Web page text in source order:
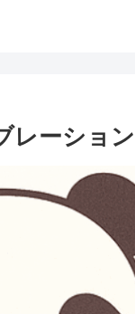
レーショ